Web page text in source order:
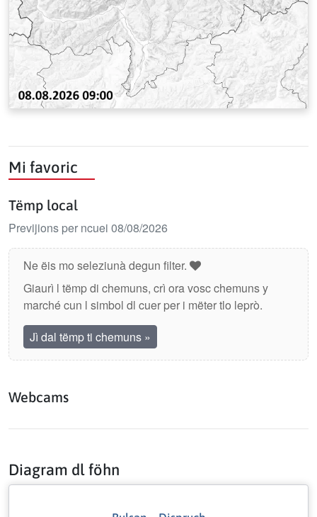
Mi favoric
Tëmp local
Previjions per ncuei 08/08/2026
Ne ëis mo seleziunà degun filter.
Giaurì l tëmp di chemuns, crì ora vosc chemuns y
marché cun l simbol dl cuer per i mëter tlo leprò.
Jì dal tëmp ti chemuns »
Webcams
Diagram dl föhn